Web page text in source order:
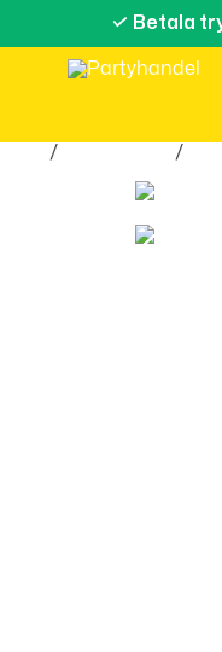
✓ Betala
/ /